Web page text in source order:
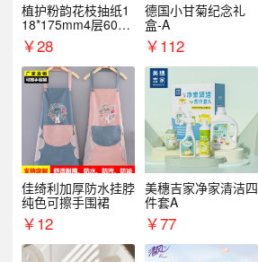
植护粉韵花枝抽纸1
18*175mm4层60抽*
12包/提
￥28
德国小甘菊纪念礼
盒-A
￥112
佳绮利加厚防水挂脖
纯色可擦手围裙
￥12
美穗吉家净家清洁四
件套A
￥77